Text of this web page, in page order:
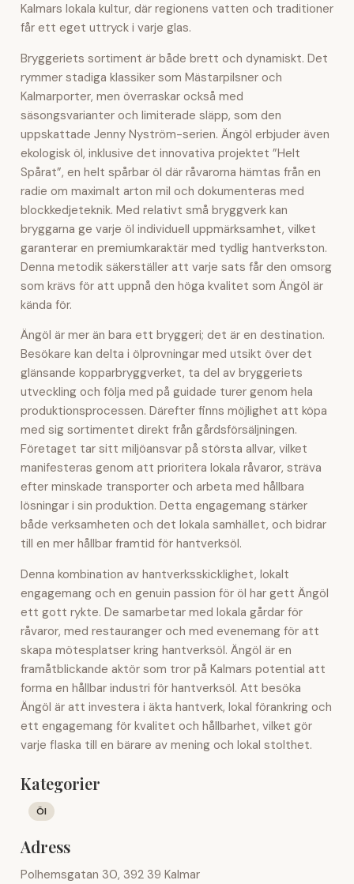
Kalmars lokala kultur, där regionens vatten och traditioner
får ett eget uttryck i varje glas.
Bryggeriets sortiment är både brett och dynamiskt. Det
rymmer stadiga klassiker som Mästarpilsner och
Kalmarporter, men överraskar också med
säsongsvarianter och limiterade släpp, som den
uppskattade Jenny Nyström-serien. Ängöl erbjuder även
ekologisk öl, inklusive det innovativa projektet ”Helt
Spårat”, en helt spårbar öl där råvarorna hämtas från en
radie om maximalt arton mil och dokumenteras med
blockkedjeteknik. Med relativt små bryggverk kan
bryggarna ge varje öl individuell uppmärksamhet, vilket
garanterar en premiumkaraktär med tydlig hantverkston.
Denna metodik säkerställer att varje sats får den omsorg
som krävs för att uppnå den höga kvalitet som Ängöl är
kända för.
Ängöl är mer än bara ett bryggeri; det är en destination.
Besökare kan delta i ölprovningar med utsikt över det
glänsande kopparbryggverket, ta del av bryggeriets
utveckling och följa med på guidade turer genom hela
produktionsprocessen. Därefter finns möjlighet att köpa
med sig sortimentet direkt från gårdsförsäljningen.
Företaget tar sitt miljöansvar på största allvar, vilket
manifesteras genom att prioritera lokala råvaror, sträva
efter minskade transporter och arbeta med hållbara
lösningar i sin produktion. Detta engagemang stärker
både verksamheten och det lokala samhället, och bidrar
till en mer hållbar framtid för hantverksöl.
Denna kombination av hantverksskicklighet, lokalt
engagemang och en genuin passion för öl har gett Ängöl
ett gott rykte. De samarbetar med lokala gårdar för
råvaror, med restauranger och med evenemang för att
skapa mötesplatser kring hantverksöl. Ängöl är en
framåtblickande aktör som tror på Kalmars potential att
forma en hållbar industri för hantverksöl. Att besöka
Ängöl är att investera i äkta hantverk, lokal förankring och
ett engagemang för kvalitet och hållbarhet, vilket gör
varje flaska till en bärare av mening och lokal stolthet.
Kategorier
Öl
Adress
Polhemsgatan 30, 392 39 Kalmar